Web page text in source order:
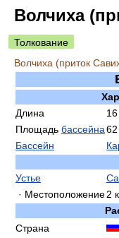
Волчиха
Толкование
Волчиха (приток
Длина
Площадь бассейна62
Бассейн
Устье
· Местоположение2
Страна